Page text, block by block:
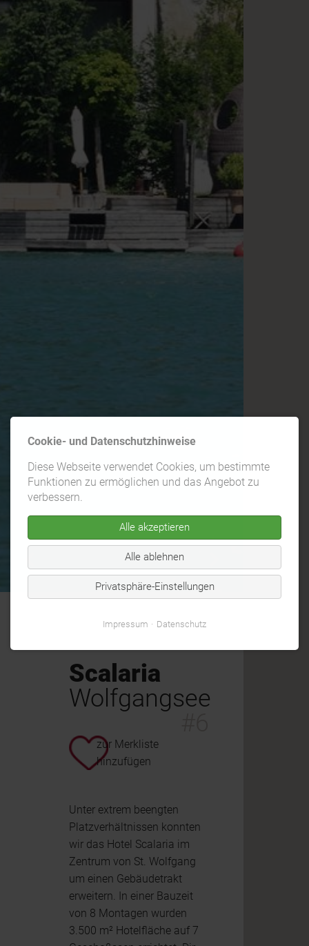
Scalaria
Wolfgangsee
zur Merkliste
hinzufügen
Unter extrem beengten
Platzverhältnissen konnten
wir das Hotel Scalaria im
Zentrum von St. Wolfgang
um einen Gebäudetrakt
erweitern. In einer Bauzeit
von 8 Montagen wurden
3.500 m² Hotelfläche auf 7
Cookie- und Datenschutzhinweise
Diese Webseite verwendet Cookies, um bestimmte
Funktionen zu ermöglichen und das Angebot zu
verbessern.
Alle akzeptieren
Alle ablehnen
Privatsphäre-Einstellungen
Impressum Datenschutz